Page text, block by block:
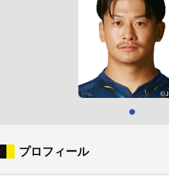
プロフィール